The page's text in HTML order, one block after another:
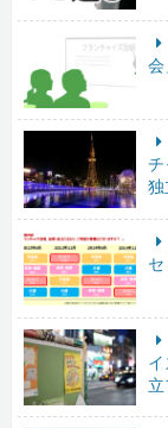
会
チ
独